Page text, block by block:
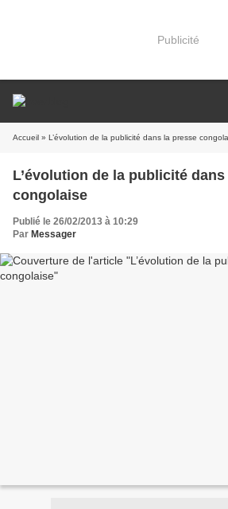
Publicité
Accueil » L’évolution de la publicité dans la presse
L’évolution de la publicité
congolaise
Publié le 26/02/2013 à 10:29
Par Messager